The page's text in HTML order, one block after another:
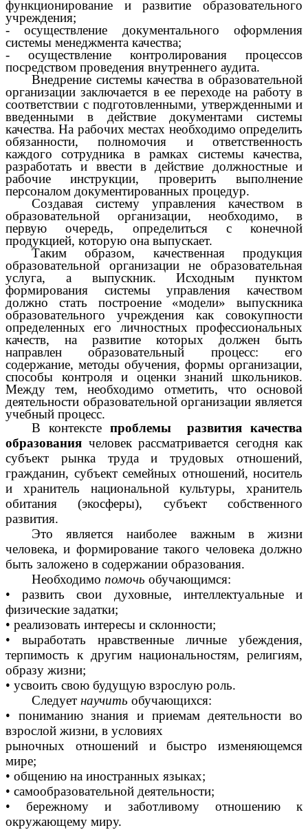
функционирование и развитие образовательного
учреждения;
- осуществление документального оформления
системы менеджмента качества;
- осуществление контролирования процессов
посредством проведения внутреннего аудита.
Внедрение системы качества в образовательной
организации заключается в ее переходе на работу в
соответствии с подготовленными, утвержденными и
введенными в действие документами системы
качества. На рабочих местах необходимо определить
обязанности, полномочия и ответственность
каждого сотрудника в рамках системы качества,
разработать и ввести в действие должностные и
рабочие инструкции, проверить выполнение
персоналом документированных процедур.
Создавая систему управления качеством в
образовательной организации, необходимо, в
первую очередь, определиться с конечной
продукцией, которую она выпускает.
Таким образом, качественная продукция
образовательной организации не образовательная
услуга, а выпускник. Исходным пунктом
формирования системы управления качеством
должно стать построение «модели» выпускника
образовательного учреждения как совокупности
определенных его личностных профессиональных
качеств, на развитие которых должен быть
направлен образовательный процесс: его
содержание, методы обучения, формы организации,
способы контроля и оценки знаний школьников.
Между тем, необходимо отметить, что основой
деятельности образовательной организации является
учебный процесс.
В контексте проблемы развития качества
образования человек рассматривается сегодня как
субъект рынка труда и трудовых отношений,
гражданин, субъект семейных отношений, носитель
и хранитель национальной культуры, хранитель
обитания (экосферы), субъект собственного
развития.
Это является наиболее важным в жизни
человека, и формирование такого человека должно
быть заложено в содержании образования.
Необходимо помочь обучающимся:
• развить свои духовные, интеллектуальные и
физические задатки;
• реализовать интересы и склонности;
• выработать нравственные личные убеждения,
терпимость к другим национальностям, религиям,
образу жизни;
• усвоить свою будущую взрослую роль.
Следует научить обучающихся:
• пониманию знания и приемам деятельности во
взрослой жизни, в условиях
рыночных отношений и быстро изменяющемся
мире;
• общению на иностранных языках;
• самообразовательной деятельности;
• бережному и заботливому отношению к
окружающему миру.